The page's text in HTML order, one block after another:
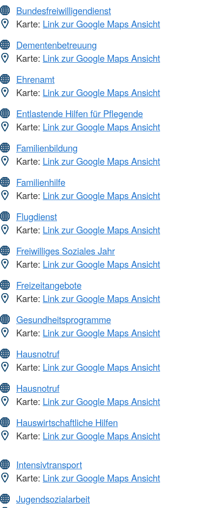
Bundesfreiwilligendienst
Karte: Link zur Google Maps Ansicht
Dementenbetreuung
Karte: Link zur Google Maps Ansicht
Ehrenamt
Karte: Link zur Google Maps Ansicht
Entlastende Hilfen für Pflegende
Karte: Link zur Google Maps Ansicht
Familienbildung
Karte: Link zur Google Maps Ansicht
Familienhilfe
Karte: Link zur Google Maps Ansicht
Flugdienst
Karte: Link zur Google Maps Ansicht
Freiwilliges Soziales Jahr
Karte: Link zur Google Maps Ansicht
Freizeitangebote
Karte: Link zur Google Maps Ansicht
Gesundheitsprogramme
Karte: Link zur Google Maps Ansicht
Hausnotruf
Karte: Link zur Google Maps Ansicht
Hausnotruf
Karte: Link zur Google Maps Ansicht
Hauswirtschaftliche Hilfen
Karte: Link zur Google Maps Ansicht
Intensivtransport
Karte: Link zur Google Maps Ansicht
Jugendsozialarbeit